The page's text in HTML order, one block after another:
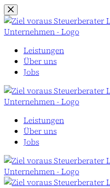
Zum
Inhalt
springen
Leistungen
Über uns
Jobs
Leistungen
Über uns
Jobs